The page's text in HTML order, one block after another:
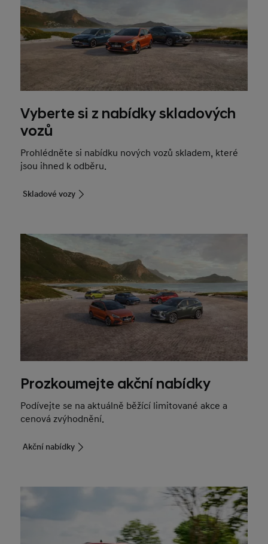
Vyberte si z nabídky skladových
vozů
Prohlédněte si nabídku nových vozů skladem, které
jsou ihned k odběru.
Skladové vozy
Prozkoumejte akční nabídky
Podívejte se na aktuálně běžící limitované akce a
cenová zvýhodnění.
Akční nabídky